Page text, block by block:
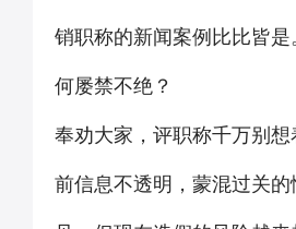
销职称的新闻案例比比皆
何屡禁不绝？
奉劝大家，评职称千万别
前信息不透明，蒙混过关的